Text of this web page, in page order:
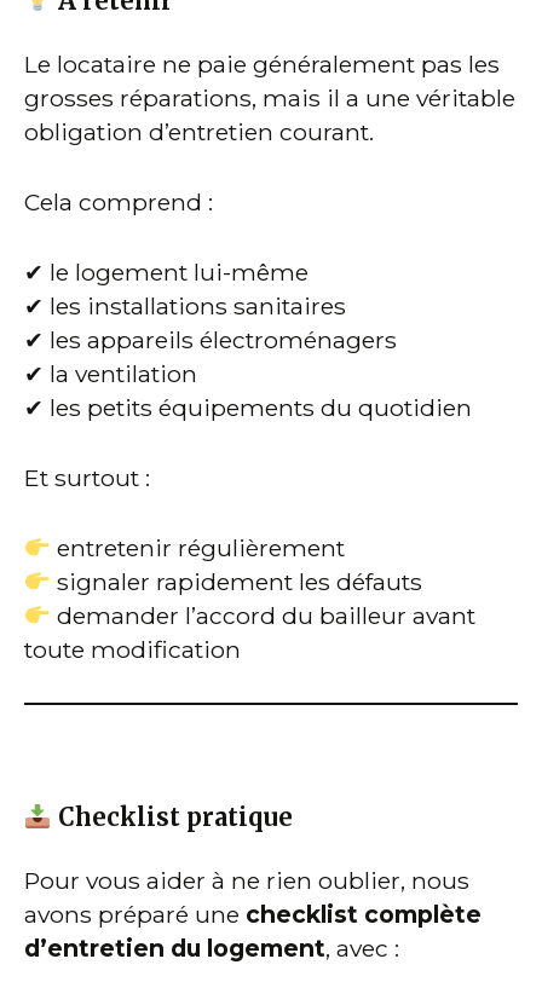
Le locataire ne paie généralement pas les
grosses réparations, mais il a une véritable
obligation d’entretien courant.
Cela comprend :
✔ le logement lui-même
✔ les installations sanitaires
✔ les appareils électroménagers
✔ la ventilation
✔ les petits équipements du quotidien
Et surtout :
entretenir régulièrement
signaler rapidement les défauts
demander l’accord du bailleur avant
toute modification
Checklist pratique
Pour vous aider à ne rien oublier, nous
avons préparé une checklist complète
d’entretien du logement, avec :